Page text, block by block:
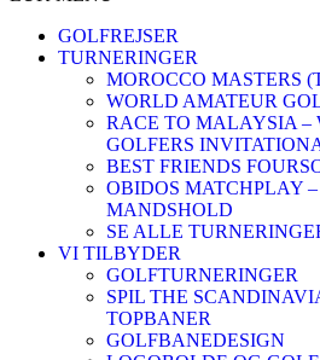
GOLFREJSER
TURNERINGER
MOROCCO MASTERS
WORLD AMATEUR
RACE TO MALAYSIA –
GOLFERS
BEST FRIENDS
OBIDOS MATCHPLAY
MANDSHOLD
SE ALLE
VI TILBYDER
GOLFTURNERINGER
SPIL THE
TOPBANER
GOLFBANEDESIGN